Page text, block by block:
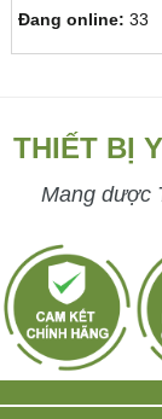
Đang online: 33
THIẾT BỊ
Mang dược